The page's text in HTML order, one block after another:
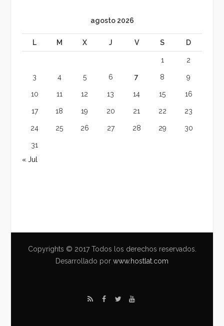
agosto 2026
L M X J V S D
1 2
3 4 5 6 7 8 9
10 11 12 13 14 15 16
17 18 19 20 21 22 23
24 25 26 27 28 29 30
31
« Jul
Copyrights © 2017 Todos los derechos reservados.
Desarrollado por www.hostlat.com
R
F
T
Y